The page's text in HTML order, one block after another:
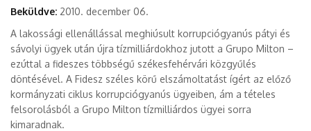
Beküldve: 2010. december 06.
A lakossági ellenállással meghiúsult korrupciógyanús pátyi és
sávolyi ügyek után újra tízmilliárdokhoz jutott a Grupo Milton –
ezúttal a fideszes többségű székesfehérvári közgyűlés
döntésével. A Fidesz széles körű elszámoltatást ígért az előző
kormányzati ciklus korrupciógyanús ügyeiben, ám a tételes
felsorolásból a Grupo Milton tízmilliárdos ügyei sorra
kimaradnak.